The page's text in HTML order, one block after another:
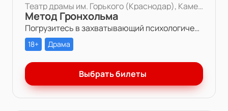
Театр драмы им. Горького (Краснодар), Камерная сцена
Метод Гронхольма
Погрузитесь в захватывающий психологический триллер «Метод Гронхольма» в Театре драмы им. Горького.
18+ Драма
Выбрать билеты